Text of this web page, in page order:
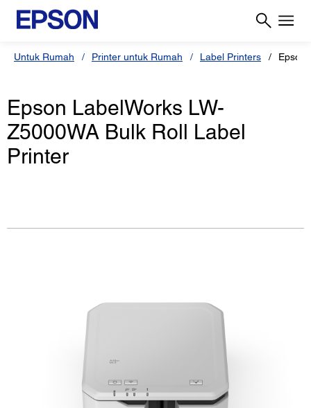
Untuk Rumah Printer untuk Rumah Label Printers Epson
Epson LabelWorks LW-
Z5000WA Bulk Roll Label
Printer